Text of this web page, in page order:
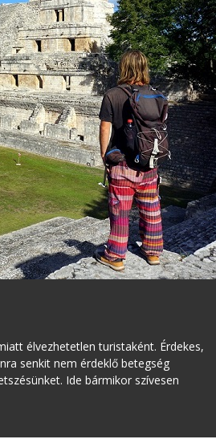
élvezhetetlen turistaként. Érdekes,
senkit nem érdeklő betegség
Ide bármikor szívesen